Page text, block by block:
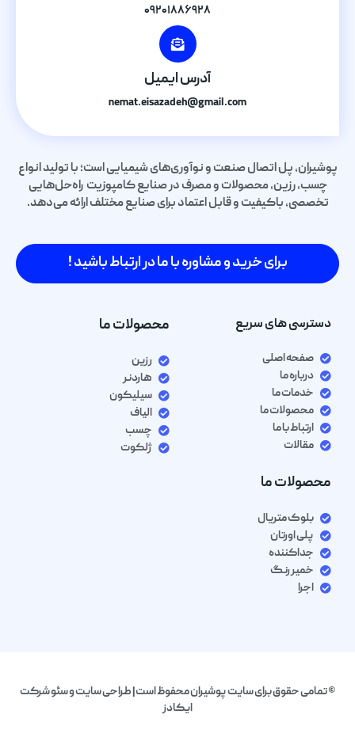
۰۹۲۰۱۸۸۶۹۲۸
آدرس ایمیل
nemat.eisazadeh@gmail.com
پوشیران، پل اتصال صنعت و نوآوری‌های شیمیایی است؛ با تولید انواع
چسب، رزین، محصولات و مصرف در صنایع کامپوزیت راه‌حل‌هایی
تخصصی، باکیفیت و قابل اعتماد برای صنایع مختلف ارائه می‌دهد.
برای خرید و مشاوره با ما در ارتباط باشید !
دسترسی های سریع
صفحه اصلی
درباره ما
خدمات ما
محصولات ما
ارتباط با ما
مقالات
محصولات ما
رزین
هاردنر
سیلیکون
الیاف
چسب
ژلکوت
محصولات ما
بلوک متریال
پلی اورتان
جداکننده
خمیر رنگ
اجرا
© تمامی حقوق برای سایت پوشیران محفوظ است| طراحی سایت و سئو شرکت
ایکادز